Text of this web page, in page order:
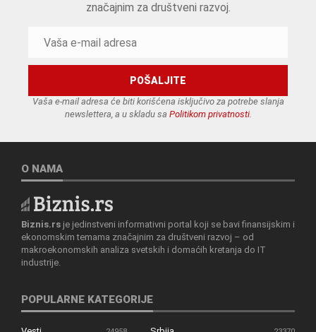
značajnim za društveni razvoj.
Vaša e-mail adresa će biti korišćena isključivo za potrebe slanja
newslettera, a u skladu sa Politikom privatnosti.
O NAMA
Biznis.rs je jedinstveni informativni portal koji se bavi finansijskim i
ekonomskim temama značajnim za društveni razvoj – od
makroekonomskih analiza svetskih i domaćih kretanja do IT
industrije.
POPULARNE KATEGORIJE